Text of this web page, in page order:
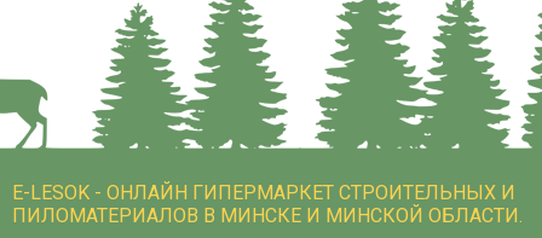
E-LESOK - ОНЛАЙН ГИПЕРМАРКЕТ СТРОИТЕЛЬНЫХ И
ПИЛОМАТЕРИАЛОВ В МИНСКЕ И МИНСКОЙ ОБЛАСТИ.